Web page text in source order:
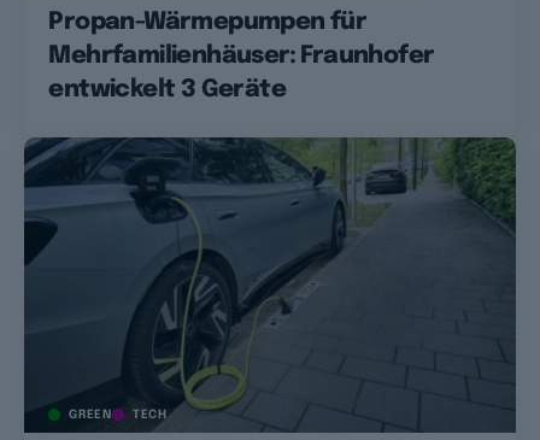
Propan-Wärmepumpen für
Mehrfamilienhäuser: Fraunhofer
entwickelt 3 Geräte
GREEN TECH